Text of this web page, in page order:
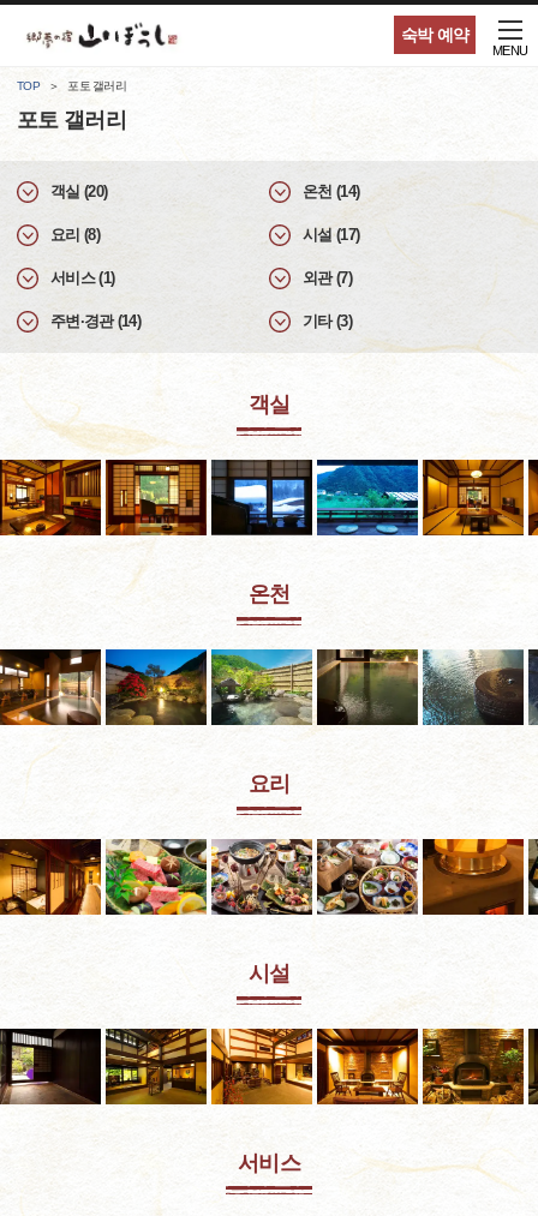
숙박 예약
MENU
TOP 포토 갤러리
포토 갤러리
객실 (20) 온천 (14)
요리 (8) 시설 (17)
서비스 (1) 외관 (7)
주변·경관 (14) 기타 (3)
객실
온천
요리
시설
서비스